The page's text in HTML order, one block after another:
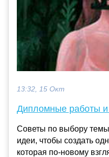
13:32, 15 Окт
Дипломные работы и
Советы по выбору
идеи, чтобы создать
которая по-новому